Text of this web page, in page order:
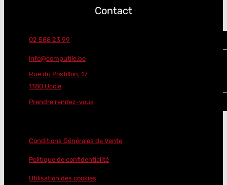
Contact
02 588 23 99
info@computile.be
Rue du Postillon, 17
1180 Uccle
Prendre rendez-vous
Conditions Générales de Vente
Politique de confidentialité
Utilisation des cookies